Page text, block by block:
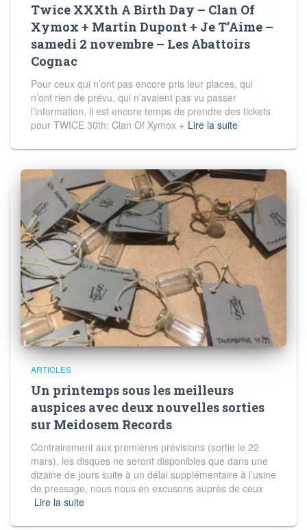
Twice XXXth A Birth Day – Clan Of
Xymox + Martin Dupont + Je T’Aime –
samedi 2 novembre – Les Abattoirs
Cognac
Pour ceux qui n’ont pas encore pris leur places, qui
n’ont rien de prévu, qui n’avaient pas vu passer
l’information, il est encore temps de prendre des tickets
pour TWICE 30th: Clan Of Xymox + Lire la suite
ARTICLES
Un printemps sous les meilleurs
auspices avec deux nouvelles sorties
sur Meidosem Records
Contrairement aux premières prévisions (sortie le 22
mars), les disques ne seront disponibles que dans une
dizaine de jours suite à un délai supplémentaire à l’usine
de pressage, nous nous en excusons auprès de ceux
Lire la suite